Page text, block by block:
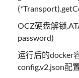
OCZ硬盘解锁
password)
运行后的docker
config.v2.json配